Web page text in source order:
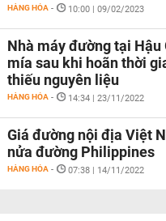
HÀNG HÓA - 10:00 | 09/02/2023
Nhà máy đường tại Hậu
mía sau khi hoãn thời
thiếu nguyên liệu
HÀNG HÓA - 14:34 | 23/11/2022
Giá đường nội địa Việt
nửa đường Philippines
HÀNG HÓA - 07:38 | 14/11/2022